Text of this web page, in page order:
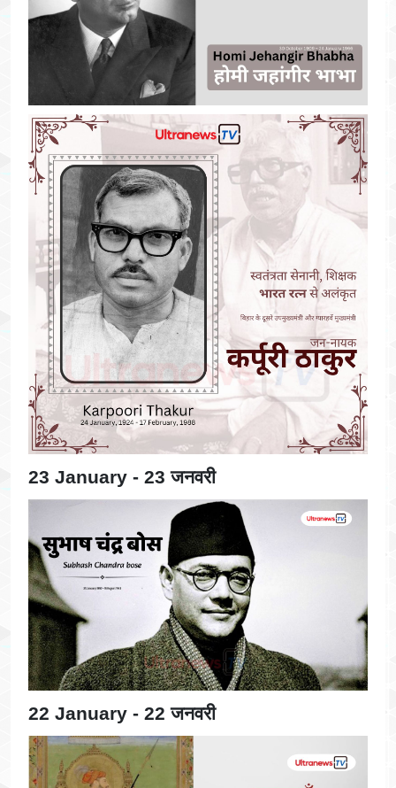
23 January - 23 जनवरी
22 January - 22 जनवरी